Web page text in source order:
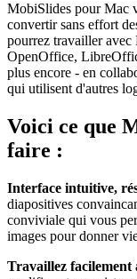
MobiSlides pour Mac
convertir sans effort
pourrez travailler
OpenOffice,
plus encore - en
qui utilisent d'autres
Voici ce que
faire :
Interface intuitive,
diapositives
conviviale qui vous
images pour donner
Travaillez facilement